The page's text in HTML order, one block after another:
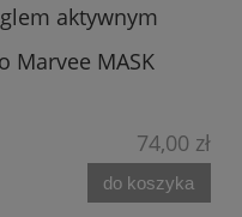
aktywnym
Marvee MASK
74,00 zł
do koszyka